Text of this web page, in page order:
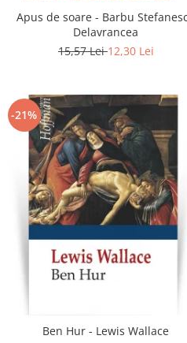
Apus de soare - Barbu
Delavrancea
15,57 Lei12,30 Lei
-21%
Ben Hur - Lewis Wallace